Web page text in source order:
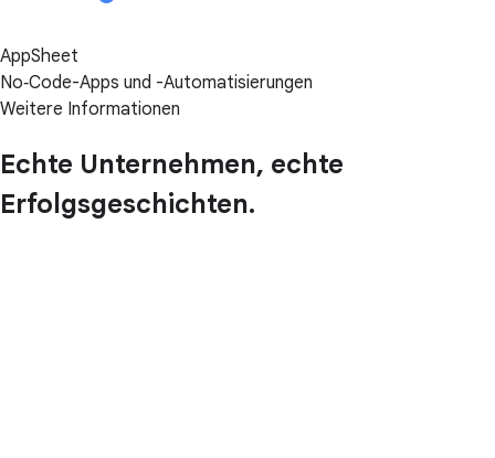
AppSheet
No‑Code-Apps und -Automatisierungen
Weitere Informationen
Echte Unternehmen, echte
Erfolgsgeschichten.